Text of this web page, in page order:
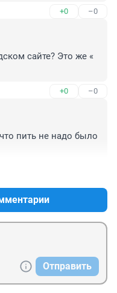
+0 –0
сайте? Это же «
+0 –0
пить не надо было
Отправить